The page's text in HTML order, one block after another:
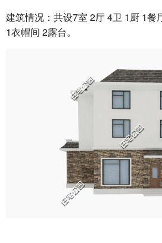
建筑情况：共设7室 2厅 4卫 1厨 1餐
1衣帽间 2露台。